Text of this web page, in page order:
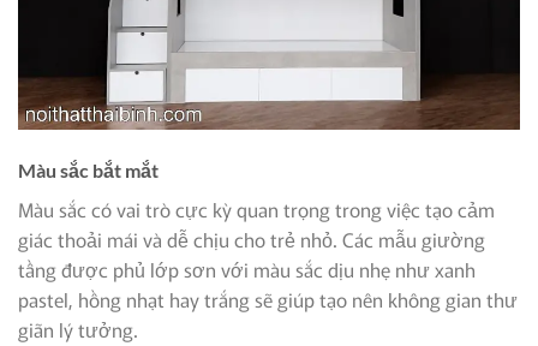
Màu sắc bắt mắt
Màu sắc có vai trò cực kỳ quan trọng trong việc tạo cảm
giác thoải mái và dễ chịu cho trẻ nhỏ. Các mẫu giường
tầng được phủ lớp sơn với màu sắc dịu nhẹ như xanh
pastel, hồng nhạt hay trắng sẽ giúp tạo nên không gian thư
giãn lý tưởng.